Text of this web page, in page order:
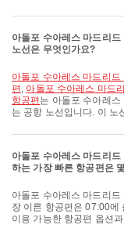
아돌포 수아레스 마드리
노선은 무엇인가요?
아돌포 수아레스 마드리드 바라하스 공항에서 그란 카나리아 공항까지의 항공
편 , 아돌포 수아레스 마드
항공편 는 아돌포 수아레
는 공항 노선입니다. 이 노
아돌포 수아레스 마드리
하는 가장 빠른 항공편은
아돌포 수아레스 마드리드 바라하스 공항에서 출발하는 Binter Canarias의 가
장 이른 항공편은 07:00에
이용 가능한 항공편 옵션